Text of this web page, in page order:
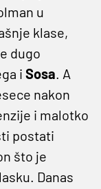
u
klase,
dugo
i Sosa . A
nakon
i malotko
postati
što je
Danas